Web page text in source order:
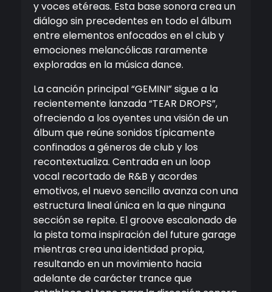
y voces etéreas. Esta base sonora crea un
diálogo sin precedentes en todo el álbum
entre elementos enfocados en el club y
emociones melancólicas raramente
exploradas en la música dance.
La canción principal “GEMINI” sigue a la
recientemente lanzada “TEAR DROPS”,
ofreciendo a los oyentes una visión de un
álbum que reúne sonidos típicamente
confinados a géneros de club y los
recontextualiza. Centrada en un loop
vocal recortado de R&B y acordes
emotivos, el nuevo sencillo avanza con una
estructura lineal única en la que ninguna
sección se repite. El groove escalonado de
la pista toma inspiración del future garage
mientras crea una identidad propia,
resultando en un movimiento hacia
adelante de carácter trance que